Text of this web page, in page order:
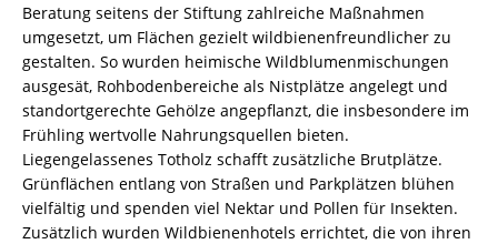
Beratung seitens der Stiftung zahlreiche Maßnahmen
umgesetzt, um Flächen gezielt wildbienenfreundlicher zu
gestalten. So wurden heimische Wildblumenmischungen
ausgesät, Rohbodenbereiche als Nistplätze angelegt und
standortgerechte Gehölze angepflanzt, die insbesondere im
Frühling wertvolle Nahrungsquellen bieten.
Liegengelassenes Totholz schafft zusätzliche Brutplätze.
Grünflächen entlang von Straßen und Parkplätzen blühen
vielfältig und spenden viel Nektar und Pollen für Insekten.
Zusätzlich wurden Wildbienenhotels errichtet, die von ihren